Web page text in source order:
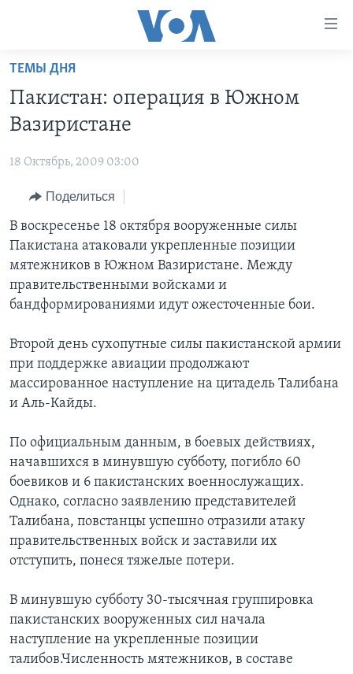
Перейти
основной
контент
Перейти
навигации
Перейти
поиск
НОВОСТИ ЗА МИНУТУ
ИТОГИ
ПОЧЕМУ ЭТО ВАЖНО?
ДЕТАЛИ
НЬЮ-ЙОРК NEW YORK
АМЕРИКА. БОЛЬШОЕ ПУТЕШЕСТВИЕ
ПРОЕКТЫ
УЧИМ АНГЛИЙСКИЙ
НАША АМЕРИКАНСКАЯ ИСТОРИЯ
А КАК В АМЕРИКЕ?
АМЕРИКАНСКИЕ ГОРОДКИ
ТЕСТЫ
ЭКСПЕРТИЗА
ИНТЕРВЬЮ
ФАКТЫ ПРОТИВ ФЕЙКОВ
ЗА СВОБОДУ ПРЕССЫ
УЧИМ АНГЛИЙСКИЙ
ВИДЕО
ПОДПИСКА НА НОВОСТИ
Learning English
Языки
ТЕМЫ ДНЯ
Пакистан: операция в Южном
Вазиристане
18 Октябрь, 2009 03:00
Поделиться
В воскресенье 18 октября вооруженные силы
Пакистана атаковали укрепленные позиции
мятежников в Южном Вазиристане. Между
правительственными войсками и
бандформированиями идут ожесточенные бои.
Второй день сухопутные силы пакистанской армии
при поддержке авиации продолжают
массированное наступление на цитадель Талибана
и Аль-Кайды.
По официальным данным, в боевых действиях,
начавшихся в минувшую субботу, погибло 60
боевиков и 6 пакистанских военнослужащих.
Однако, согласно заявлению представителей
Талибана, повстанцы успешно отразили атаку
правительственных войск и заставили их
отступить, понеся тяжелые потери.
В минувшую субботу 30-тысячная группировка
пакистанских вооруженных сил начала
наступление на укрепленные позиции
талибов.Численность мятежников, в составе